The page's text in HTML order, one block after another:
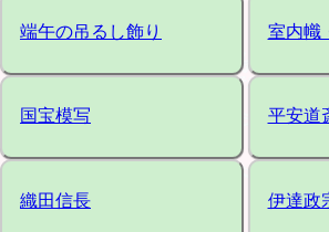
端午の吊るし飾り 室内幟
国宝模写 平安道
織田信長 伊達政